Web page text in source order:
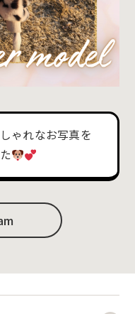
ゃれなお写真を